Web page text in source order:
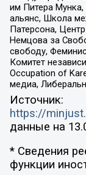
им Питера
альянс, Школа
Патерсона,
Немцова за
свободу,
Комитет
Occupation of
медиа,
Источник:
https://
данные на
* Сведения
функции